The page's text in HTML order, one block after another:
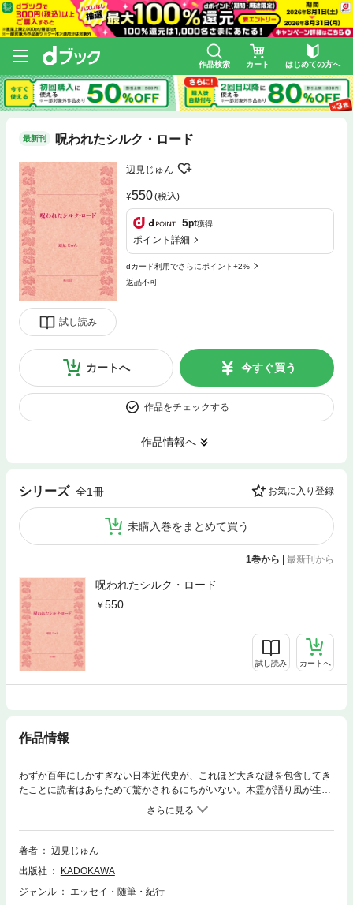
作品検索 カート はじめての方へ
最新刊 呪われたシルク・ロード
試し読み
辺見じゅん
550(税込)
5pt獲得
ポイント詳細
dカード利用でさらにポイント+2%
返品不可
カートへ 今すぐ買う
作品をチェックする
作品情報へ
シリーズ 全1冊 お気に入り登録
未購入巻をまとめて買う
1巻から | 最新刊から
呪われたシルク・ロード
550
試し読み カートへ
作品情報
わずか百年にしかすぎない日本近代史が、これほど大きな謎を包含してき
たことに読者はあらためて驚かされるにちがいない。木霊が語り風が生き
ものだったころの民話をさがして村を訪れた筆者は、古い老尼殺害譚を契
機に血ぬられた村の歴史を掘りおこし、村に富と騒擾とをもたらした一本
の道を追求する……。本書は、男たちの欲望と機織り女のエロスの唄によ
って撚られた謎の道シルク・ロードの全貌を貴重な証言と豊富な聞き書き
性格を決定的にしたペリー来航の隠された目的などをここにはじめて明ら
かにする。画期的傑作長編ドキュメント。
著者
辺見じゅん
出版社
KADOKAWA
ジャンル
エッセイ・随筆・紀行